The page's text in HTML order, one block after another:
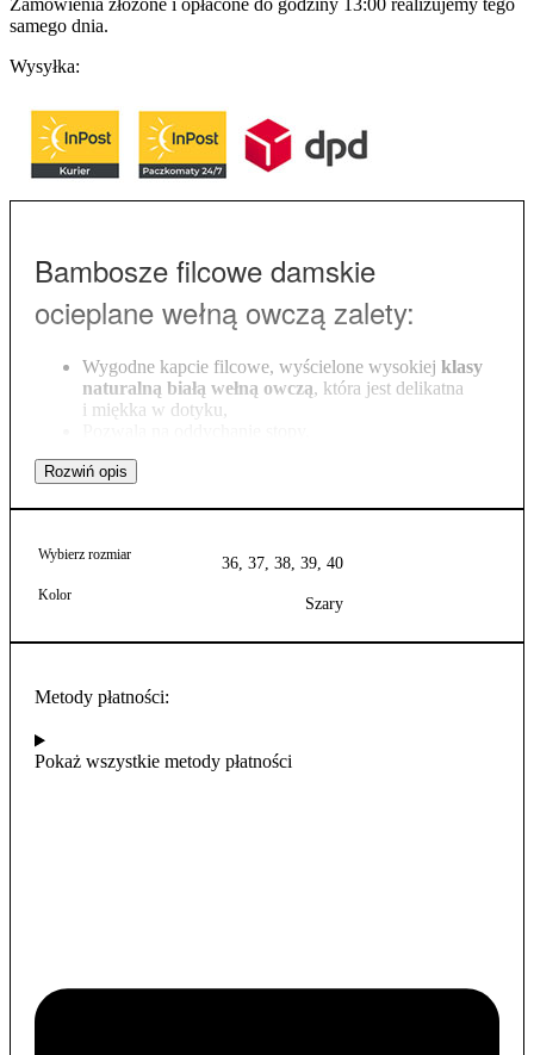
Zamówienia złożone i opłacone do godziny 13:00 realizujemy tego
samego dnia.
Wysyłka:
Bambosze filcowe damskie
ocieplane wełną owczą zalety:
Wygodne kapcie filcowe, wyścielone wysokiej klasy
naturalną białą wełną owczą, która jest delikatna
i miękka w dotyku,
szarego filcu,
Podeszwa jest bezpieczna i wytrzymała, co gwarantuje
Kapcie są również lekkie, co zapewnia wygodę
wykonane ręczniew Polsce,
Produkt jest w pełninaturalny i przyjazny dla skóry.
Wybierz rozmiar 36, 37, 38, 39, 40
Kolor Szary
Metody płatności:
Pokaż wszystkie metody płatności